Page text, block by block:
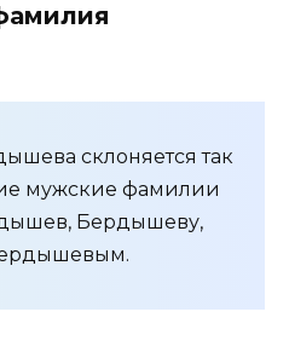
склоняется так
мужские фамилии
Бердышеву,